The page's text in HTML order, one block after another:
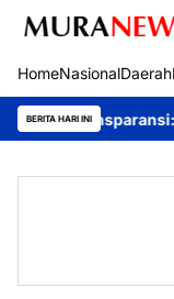
HomeNasionalDaerah
BERITA HARI INI
Polda Kalteng